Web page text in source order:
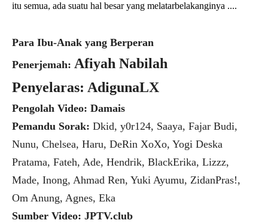
itu semua, ada suatu hal besar yang melatarbelakanginya ....
Para Ibu-Anak yang Berperan
Penerjemah: Afiyah Nabilah
Penyelaras: AdigunaLX
Pengolah Video: Damais
Pemandu Sorak: Dkid, y0r124, Saaya, Fajar Budi,
Nunu, Chelsea, Haru, DeRin XoXo, Yogi Deska
Pratama, Fateh, Ade, Hendrik, BlackErika, Lizzz,
Made, Inong, Ahmad Ren, Yuki Ayumu, ZidanPras!,
Om Anung, Agnes, Eka
Sumber Video: JPTV.club